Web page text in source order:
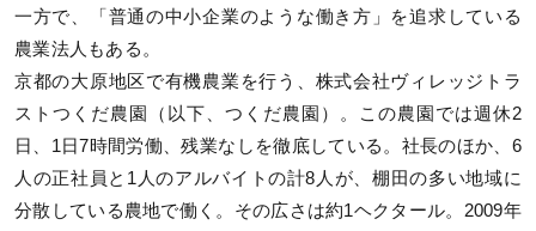
一方で、「普通の中小企業のような働き方」を追求している
農業法人もある。
京都の大原地区で有機農業を行う、株式会社ヴィレッジトラ
ストつくだ農園（以下、つくだ農園）。この農園では週休2
日、1日7時間労働、残業なしを徹底している。社長のほか、6
人の正社員と1人のアルバイトの計8人が、棚田の多い地域に
分散している農地で働く。その広さは約1ヘクタール。2009年